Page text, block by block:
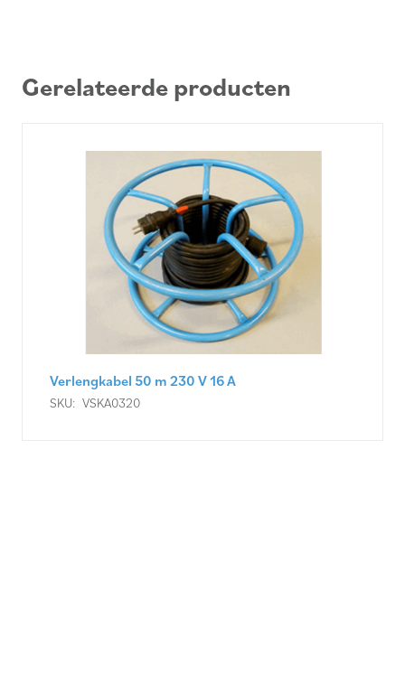
Gerelateerde producten
Verlengkabel 400 V 125 A 5 P, 50 m
SKU: VSKA0435